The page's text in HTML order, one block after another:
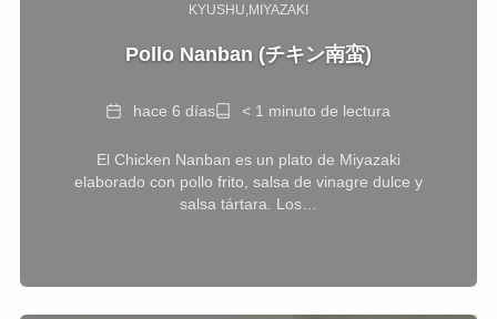
KYUSHU MIYAZAKI
Pollo Nanban (チキン南蛮)
Fechahace 6 díasTiempo
lectura
< 1 minuto de lectura
El Chicken Nanban es un plato de Miyazaki
elaborado con pollo frito, salsa de vinagre dulce y
salsa tártara. Los…